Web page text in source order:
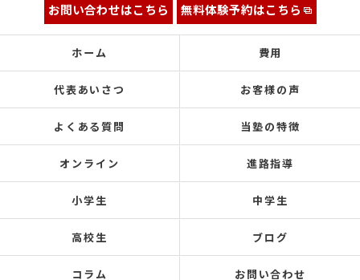
お問い合わせはこちら 無料体験予約はこちら
ホーム 費用
代表あいさつ お客様の声
よくある質問 当塾の特徴
オンライン 進路指導
小学生 中学生
高校生 ブログ
コラム お問い合わせ